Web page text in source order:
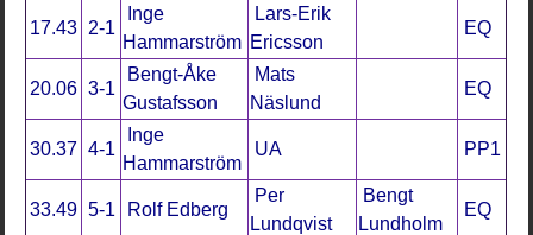
17.43 2-1
Inge
Hammarström
Lars-Erik
Ericsson
EQ
20.06 3-1
Bengt-Åke
Gustafsson
Mats
Näslund
EQ
30.37 4-1
Inge
Hammarström
UA PP1
33.49 5-1 Rolf Edberg
Per
Lundqvist
Bengt
Lundholm
EQ